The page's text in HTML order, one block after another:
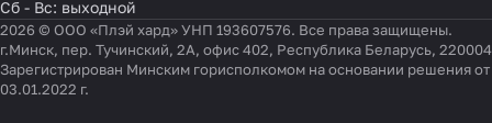
Сб - Вс: выходной
2026 © ООО «Плэй хард» УНП 193607576. Все права защищены.
г.Минск, пер. Тучинский, 2А, офис 402, Республика Беларусь, 220004
Зарегистрирован Минским горисполкомом на основании решения от
03.01.2022 г.